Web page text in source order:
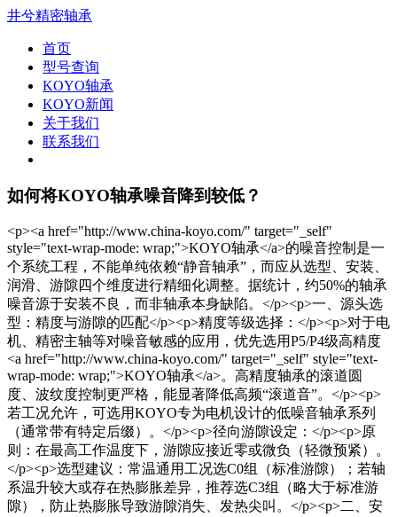
井兮精密轴承
首页
型号查询
KOYO轴承
KOYO新闻
关于我们
联系我们
如何将KOYO轴承噪音降到较低？
<p><a href="http://www.china-koyo.com/" target="_self"
style="text-wrap-mode: wrap;">KOYO轴承</a>的噪音控制是一
个系统工程，不能单纯依赖“静音轴承”，而应从选型、安装、
润滑、游隙四个维度进行精细化调整。据统计，约50%的轴承
噪音源于安装不良，而非轴承本身缺陷。</p><p>一、源头选
型：精度与游隙的匹配</p><p>精度等级选择：</p><p>对于电
机、精密主轴等对噪音敏感的应用，优先选用P5/P4级高精度
<a href="http://www.china-koyo.com/" target="_self" style="text-
wrap-mode: wrap;">KOYO轴承</a>。高精度轴承的滚道圆
度、波纹度控制更严格，能显著降低高频“滚道音”。</p><p>
若工况允许，可选用KOYO专为电机设计的低噪音轴承系列
（通常带有特定后缀）。</p><p>径向游隙设定：</p><p>原
则：在最高工作温度下，游隙应接近零或微负（轻微预紧）。
</p><p>选型建议：常温通用工况选C0组（标准游隙）；若轴
系温升较大或存在热膨胀差异，推荐选C3组（略大于标准游
隙），防止热膨胀导致游隙消失、发热尖叫。</p><p>二、安